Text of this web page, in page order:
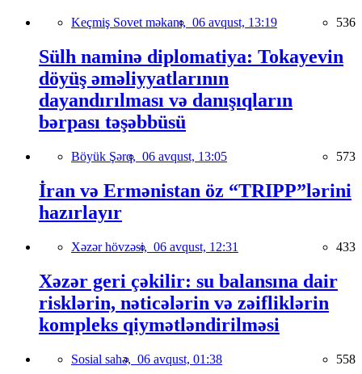
Keçmiş Sovet məkanı, 06 avqust, 13:19 536
Sülh naminə diplomatiya: Tokayevin
döyüş əməliyyatlarının
dayandırılması və danışıqların
bərpası təşəbbüsü
Böyük Şərq, 06 avqust, 13:05 573
İran və Ermənistan öz “TRIPP”lərini
hazırlayır
Xəzər hövzəsi, 06 avqust, 12:31 433
Xəzər geri çəkilir: su balansına dair
risklərin, nəticələrin və zəifliklərin
kompleks qiymətləndirilməsi
Sosial sahə, 06 avqust, 01:38 558